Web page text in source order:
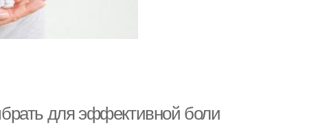
для эффективной боли